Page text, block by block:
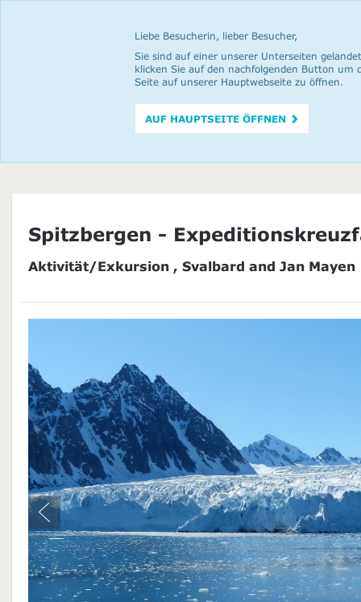
Liebe Besucherin, lieber Besucher,
Sie sind auf einer unserer Unterseiten
klicken Sie auf den nachfolgenden Button um
Seite auf unserer Hauptwebseite zu öffnen.
AUF HAUPTSEITE ÖFFNEN
Spitzbergen -
Aktivität/Exkursion , Svalbard and Jan Mayen